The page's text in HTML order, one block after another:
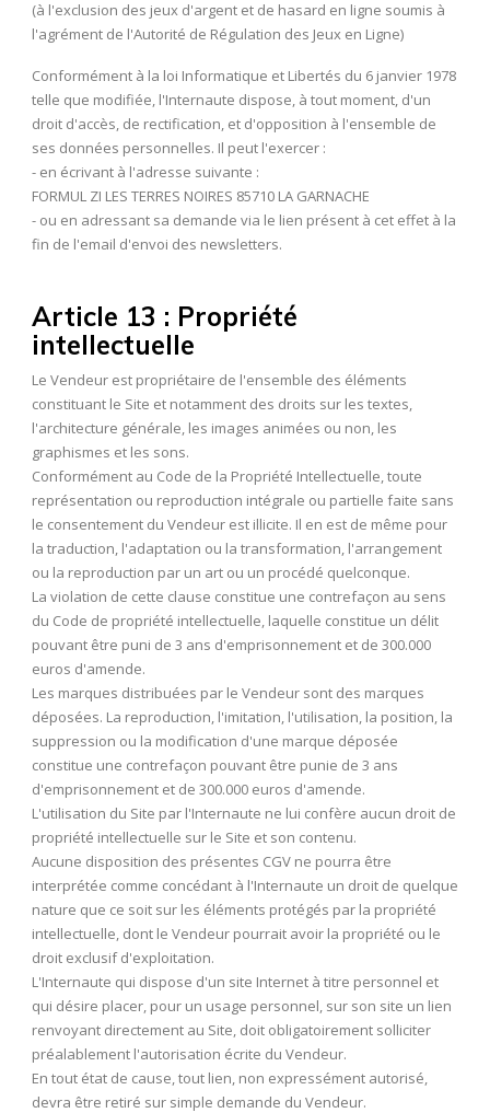
(à l'exclusion des jeux d'argent et de hasard en ligne soumis à
l'agrément de l'Autorité de Régulation des Jeux en Ligne)
Conformément à la loi Informatique et Libertés du 6 janvier 1978
telle que modifiée, l'Internaute dispose, à tout moment, d'un
droit d'accès, de rectification, et d'opposition à l'ensemble de
ses données personnelles. Il peut l'exercer :
- en écrivant à l'adresse suivante :
FORMUL ZI LES TERRES NOIRES 85710 LA GARNACHE
- ou en adressant sa demande via le lien présent à cet effet à la
fin de l'email d'envoi des newsletters.
Article 13 : Propriété
intellectuelle
Le Vendeur est propriétaire de l'ensemble des éléments
constituant le Site et notamment des droits sur les textes,
l'architecture générale, les images animées ou non, les
graphismes et les sons.
Conformément au Code de la Propriété Intellectuelle, toute
représentation ou reproduction intégrale ou partielle faite sans
le consentement du Vendeur est illicite. Il en est de même pour
la traduction, l'adaptation ou la transformation, l'arrangement
ou la reproduction par un art ou un procédé quelconque.
La violation de cette clause constitue une contrefaçon au sens
du Code de propriété intellectuelle, laquelle constitue un délit
pouvant être puni de 3 ans d'emprisonnement et de 300.000
euros d'amende.
Les marques distribuées par le Vendeur sont des marques
déposées. La reproduction, l'imitation, l'utilisation, la position, la
suppression ou la modification d'une marque déposée
constitue une contrefaçon pouvant être punie de 3 ans
d'emprisonnement et de 300.000 euros d'amende.
L'utilisation du Site par l'Internaute ne lui confère aucun droit de
propriété intellectuelle sur le Site et son contenu.
Aucune disposition des présentes CGV ne pourra être
interprétée comme concédant à l'Internaute un droit de quelque
nature que ce soit sur les éléments protégés par la propriété
intellectuelle, dont le Vendeur pourrait avoir la propriété ou le
droit exclusif d'exploitation.
L'Internaute qui dispose d'un site Internet à titre personnel et
qui désire placer, pour un usage personnel, sur son site un lien
renvoyant directement au Site, doit obligatoirement solliciter
préalablement l'autorisation écrite du Vendeur.
En tout état de cause, tout lien, non expressément autorisé,
devra être retiré sur simple demande du Vendeur.